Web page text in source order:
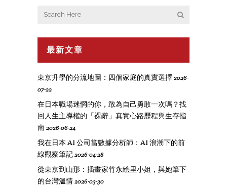
最新文章
東京升學的分流地圖：四個家庭的真實選擇 2026-
07-22
在日本職場迷惘的你，敢為自己勇敢一次嗎？找
回人生主導權的「裸辭」真實心路歷程與生存指
南 2026-06-24
我在日本 AI 公司當數據分析師：AI 浪潮下的前
線觀察筆記 2026-04-28
從東京到山形：插畫家竹永絵里小姐，與她筆下
的台灣溫情 2026-03-30